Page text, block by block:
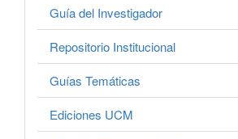
Guía del Investigador
Repositorio Institucional
Guías Temáticas
Ediciones UCM